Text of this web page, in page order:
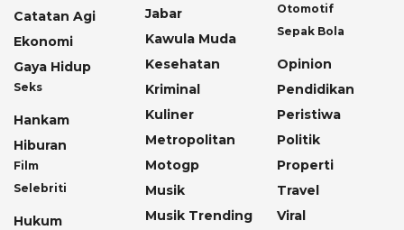
Catatan Agi
Ekonomi
Gaya Hidup
Seks
Hankam
Hiburan
Film
Selebriti
Hukum
Jabar
Kawula Muda
Kesehatan
Kriminal
Kuliner
Metropolitan
Motogp
Musik
Musik Trending
Otomotif
Sepak Bola
Opinion
Pendidikan
Peristiwa
Politik
Properti
Travel
Viral